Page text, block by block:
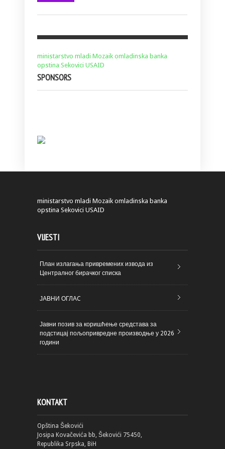
ministarstvo mladi Mozaik omladinska banka
opstina Sekovici USAID
SPONSORS
ministarstvo mladi Mozaik omladinska banka
opstina Sekovici USAID
VIJESTI
План излагања привремених извода из
Централног бирачког списка
ЈАВНИ ОГЛАC
Јавни позив за коришћење средстава за
подстицај пољопривредне производње у 2026
години
KONTAKT
Opština Šekovići
Josipa Kovačevića bb, Šekovići 75450,
Republika Srpska, BiH